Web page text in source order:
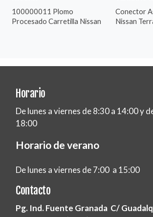
100000011 Plomo
Procesado Carretilla Nissan
Conector
Nissan
Horario
De lunes a viernes de 8:30 a 14:00 y
18:00
Horario de verano
De lunes a viernes de 7:00 a 15:00
Contacto
Pg. Ind. Fuente Granada C/